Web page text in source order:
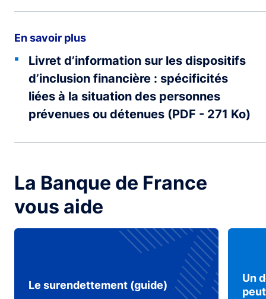
En savoir plus
Livret d’information sur les dispositifs
d’inclusion financière : spécificités
liées à la situation des personnes
prévenues ou détenues (PDF - 271 Ko)
La Banque de France
vous aide
Le surendettement (guide)
Un